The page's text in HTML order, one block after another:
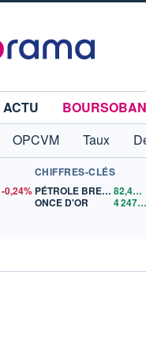
ACTU
OPCVM Taux
-0,24%
CHIFFRES-CLÉS
PÉTROLE BRENT
82,44
ONCE D'OR
4 247,50